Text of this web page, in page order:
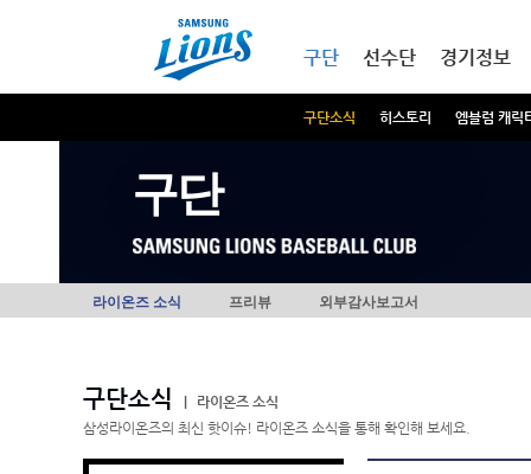
구단
구단소식 히스토리 엠블럼 캐릭
선수단 경기정보
구단
라이온즈 소식 프리뷰 외부감사보고서
구단소식
라이온즈 소식
삼성라이온즈의 최신 핫이슈! 라이온즈 소식을 통해 확인해 보세요.